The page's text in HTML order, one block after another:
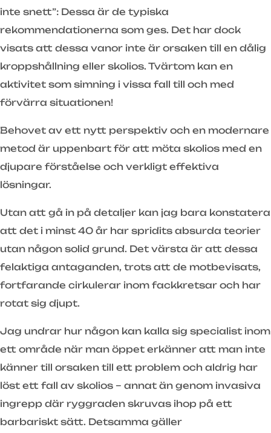
inte snett”: Dessa är de typiska
rekommendationerna som ges. Det har dock
visats att dessa vanor inte är orsaken till en dålig
kroppshållning eller skolios. Tvärtom kan en
aktivitet som simning i vissa fall till och med
förvärra situationen!
Behovet av ett nytt perspektiv och en modernare
metod är uppenbart för att möta skolios med en
djupare förståelse och verkligt effektiva
lösningar.
Utan att gå in på detaljer kan jag bara konstatera
att det i minst 40 år har spridits absurda teorier
utan någon solid grund. Det värsta är att dessa
felaktiga antaganden, trots att de motbevisats,
fortfarande cirkulerar inom fackkretsar och har
rotat sig djupt.
Jag undrar hur någon kan kalla sig specialist inom
ett område när man öppet erkänner att man inte
känner till orsaken till ett problem och aldrig har
löst ett fall av skolios – annat än genom invasiva
ingrepp där ryggraden skruvas ihop på ett
barbariskt sätt. Detsamma gäller